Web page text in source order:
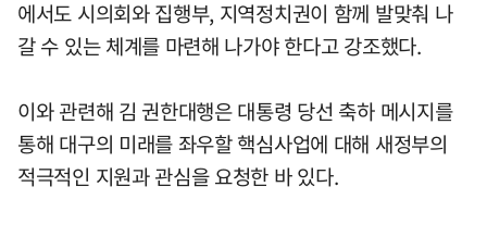
에서도 시의회와 집행부, 지역정치권이 함께 발맞춰 나
갈 수 있는 체계를 마련해 나가야 한다고 강조했다.
이와 관련해 김 권한대행은 대통령 당선 축하 메시지를
통해 대구의 미래를 좌우할 핵심사업에 대해 새정부의
적극적인 지원과 관심을 요청한 바 있다.